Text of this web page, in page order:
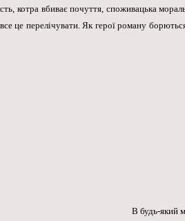
котра вбиває почуття, споживацька
це перелічувати. Як герої роману
В будь-який